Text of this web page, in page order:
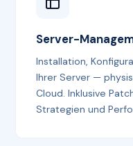
Server-
Installation,
Ihrer Server —
Cloud. Inklusive
Strategien und